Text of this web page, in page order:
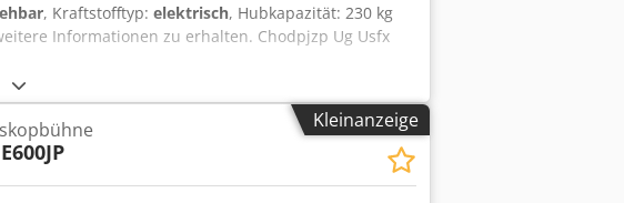
, Kraftstofftyp: elektrisch, Hubkapazität: 230 kg
Informationen zu erhalten. Chodpjzp Ug Usfx
Kleinanzeige
E600JP